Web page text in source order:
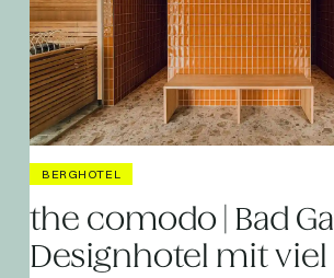
BERGHOTEL
the comodo | Bad
Designhotel mit viel